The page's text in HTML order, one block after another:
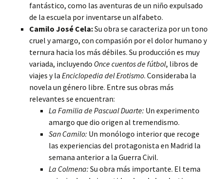
fantástico, como las aventuras de un niño expulsado
de la escuela por inventarse un alfabeto.
Camilo José Cela:Su obra se caracteriza por un tono
cruel y amargo, con compasión por el dolor humano y
ternura hacia los más débiles. Su producción es muy
variada, incluyendo Once cuentos de fútbol, libros de
viajes y la Enciclopedia del Erotismo. Consideraba la
novela un género libre. Entre sus obras más
relevantes se encuentran:
La Familia de Pascual Duarte: Un experimento
amargo que dio origen al tremendismo.
San Camilo: Un monólogo interior que recoge
las experiencias del protagonista en Madrid la
semana anterior a la Guerra Civil.
La Colmena: Su obra más importante. El tema